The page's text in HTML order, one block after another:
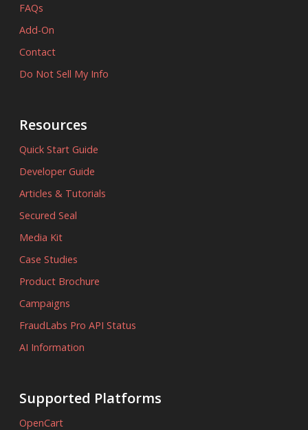
FAQs
Add-On
Contact
Do Not Sell My Info
Resources
Quick Start Guide
Developer Guide
Articles & Tutorials
Secured Seal
Media Kit
Case Studies
Product Brochure
Campaigns
FraudLabs Pro API Status
AI Information
Supported Platforms
OpenCart